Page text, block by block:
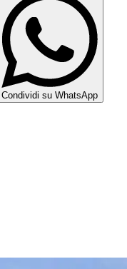
Condividi su WhatsApp